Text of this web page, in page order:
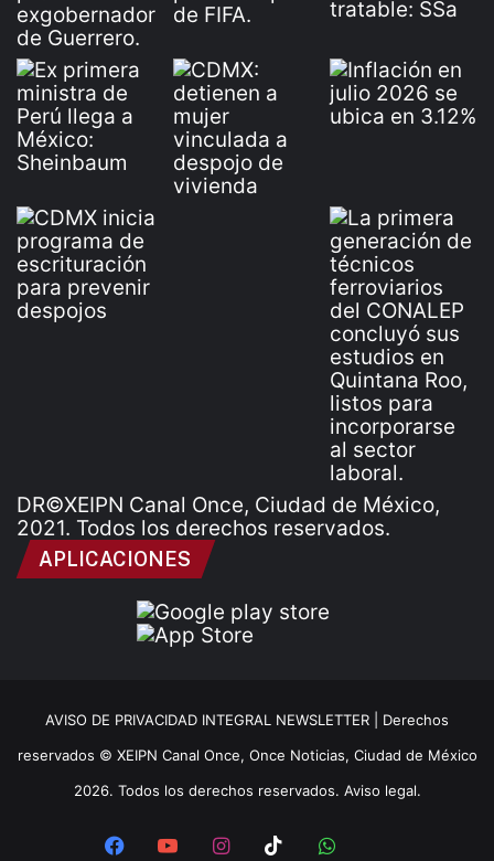
DR©XEIPN Canal Once, Ciudad de México,
2021. Todos los derechos reservados.
APLICACIONES
AVISO DE PRIVACIDAD INTEGRAL NEWSLETTER | Derechos
reservados © XEIPN Canal Once, Once Noticias, Ciudad de México
2026. Todos los derechos reservados. Aviso legal.
FacebookYouTubeInstagram
TikTokWhatsApp